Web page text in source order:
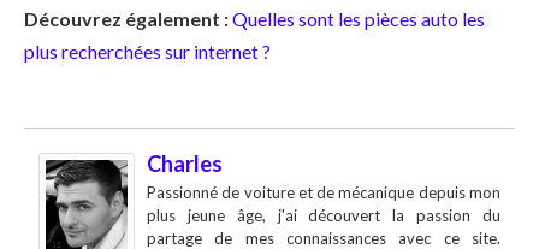
Découvrez également :Quelles sont les pièces auto les
plus recherchées sur internet ?
Charles
Passionné de voiture et de mécanique depuis mon
plus jeune âge, j'ai découvert la passion du
partage de mes connaissances avec ce site.